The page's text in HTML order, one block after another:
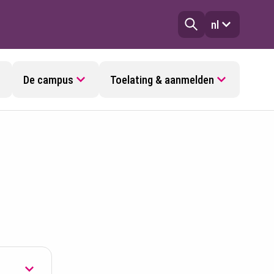
nl
De campus Toelating & aanmelden